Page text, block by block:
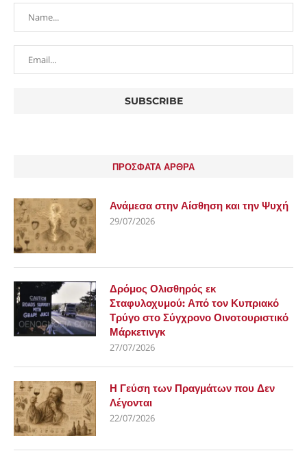
ΠΡΟΣΦΑΤΑ ΑΡΘΡΑ
Ανάμεσα στην Αίσθηση και την Ψυχή
29/07/2026
Δρόμος Ολισθηρός εκ
Σταφυλοχυμού: Από τον Κυπριακό
Τρύγο στο Σύγχρονο Οινοτουριστικό
Μάρκετινγκ
27/07/2026
Η Γεύση των Πραγμάτων που Δεν
Λέγονται
22/07/2026